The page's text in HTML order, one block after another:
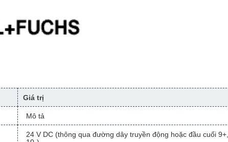
Giá trị
Mô tả
24 V DC (thông qua đường dây truyền động hoặc đầu cuối 9+,